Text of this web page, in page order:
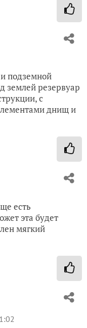
подземной
землей резервуар
с
днищ и
есть
эта будет
мягкий